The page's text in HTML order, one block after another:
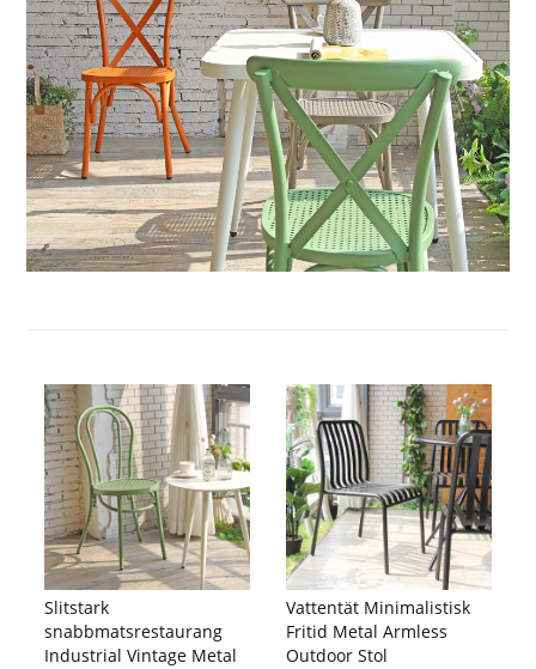
Slitstark
snabbmatsrestaurang
Industrial Vintage Metal
Vattentät Minimalistisk
Fritid Metal Armless
Outdoor Stol